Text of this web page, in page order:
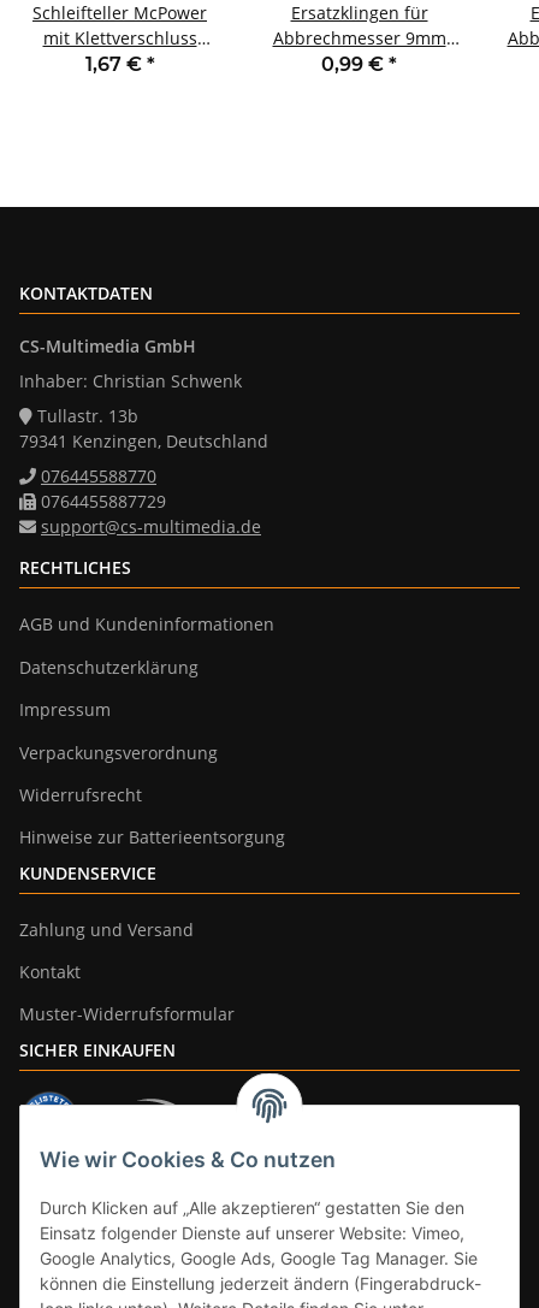
Wie wir Cookies & Co nutzen
Durch Klicken auf „Alle akzeptieren“ gestatten Sie den
Einsatz folgender Dienste auf unserer Website: Vimeo,
Google Analytics, Google Ads, Google Tag Manager. Sie
können die Einstellung jederzeit ändern (Fingerabdruck-
Schleifteller McPower
mit Klettverschluss
Ø125mm z.B. für
1,67 € *
Ersatzklingen für
Abbrechmesser 9mm
10er-Pack
0,99 € *
KONTAKTDATEN
CS-Multimedia GmbH
Inhaber: Christian Schwenk
Tullastr. 13b
79341 Kenzingen, Deutschland
076445588770
0764455887729
support@cs-multimedia.de
RECHTLICHES
AGB und Kundeninformationen
Datenschutzerklärung
Impressum
Verpackungsverordnung
Widerrufsrecht
Hinweise zur Batterieentsorgung
KUNDENSERVICE
Zahlung und Versand
Kontakt
Muster-Widerrufsformular
SICHER EINKAUFEN